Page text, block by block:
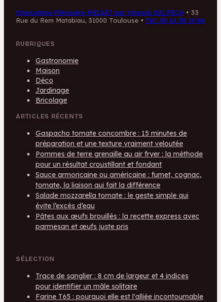
Charcuterie Pâtissière MELSÀT par Yannick DELPECH • 33
Rue du Rem Matabiau, 31000 Toulouse • Tél : 05 61 38 19 86
RUBRIQUES
Gastronomie
Maison
Déco
Jardinage
Bricolage
ARTICLES RÉCENTS
Gaspacho tomate concombre : 15 minutes de
préparation et une texture vraiment veloutée
Pommes de terre grenaille au air fryer : la méthode
pour un résultat croustillant et fondant
Sauce armoricaine ou américaine : fumet, cognac,
tomate, la liaison qui fait la différence
Salade mozzarella tomate : le geste simple qui
évite l’excès d’eau
Pâtes aux œufs brouillés : la recette express avec
parmesan et œufs juste pris
SÉLECTION
Trace de sanglier : 8 cm de largeur et 4 indices
pour identifier un mâle solitaire
Farine T65 : pourquoi elle est l'alliée incontournable